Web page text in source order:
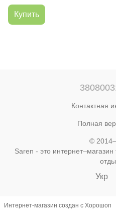
Купить
Контактная
Полная
©
Saren - это
Укр
Интернет-магазин создан с Хорошоп